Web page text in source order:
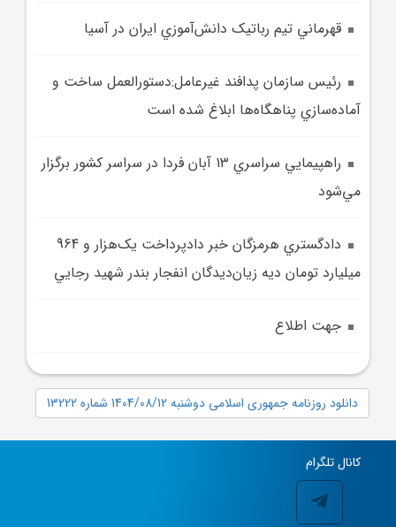
قهرماني تيم رباتيک دانش‌آموزي ايران در آسيا
رئيس سازمان پدافند غيرعامل:دستورالعمل ساخت و
آماده‌سازي پناهگاه‌ها ابلاغ شده است
راهپيمايي سراسري 13 آبان فردا در سراسر کشور برگزار
مي‌شود
دادگستري هرمزگان خبر دادپرداخت يک‌هزار و 964
ميليارد تومان ديه زيان‌ديدگان انفجار بندر شهيد رجايي
جهت اطلاع
دانلود روزنامه جمهوری اسلامی دوشنبه 1404/08/12 شماره 13222
کانال تلگرام